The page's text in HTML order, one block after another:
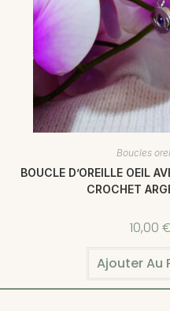
Boucles
BOUCLE D’OREILLE OEIL
CROCHET
10,00
Ajouter Au